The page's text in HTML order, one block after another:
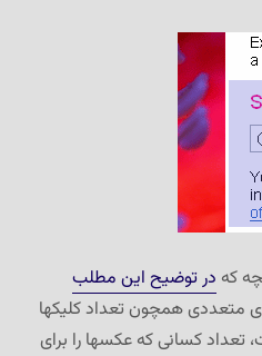
که در توضیح این مطلب
متعددی همچون تعداد کلیکها
تعداد کسانی که عکسها را برای